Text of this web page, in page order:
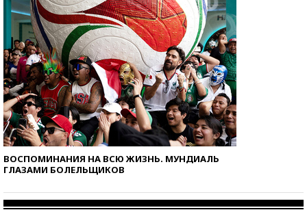
ВОСПОМИНАНИЯ НА ВСЮ ЖИЗНЬ. МУНДИАЛЬ
ГЛАЗАМИ БОЛЕЛЬЩИКОВ